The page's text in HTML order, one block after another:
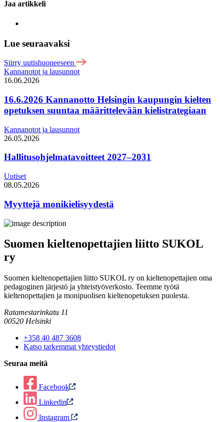
Jaa artikkeli
Lue seuraavaksi
Siirry uutishuoneeseen
Kannanotot ja lausunnot
16.06.2026
16.6.2026 Kannanotto Helsingin kaupungin kielten
opetuksen suuntaa määrittelevään kielistrategiaan
Kannanotot ja lausunnot
26.05.2026
Hallitusohjelmatavoitteet 2027–2031
Uutiset
08.05.2026
Myyttejä monikielisyydestä
Suomen kieltenopettajien liitto SUKOL
ry
Suomen kieltenopettajien liitto SUKOL ry on kieltenopettajien oma
pedagoginen järjestö ja yhteistyöverkosto. Teemme työtä
kieltenopettajien ja monipuolisen kieltenopetuksen puolesta.
Ratamestarinkatu 11
00520 Helsinki
+358 40 487 3608
Katso tarkemmat yhteystiedot
Seuraa meitä
Facebook
Linkedin
Instagram